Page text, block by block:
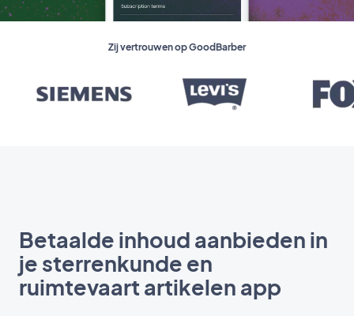
Zij vertrouwen op GoodBarber
Betaalde inhoud aanbieden in
je sterrenkunde en
ruimtevaart artikelen app